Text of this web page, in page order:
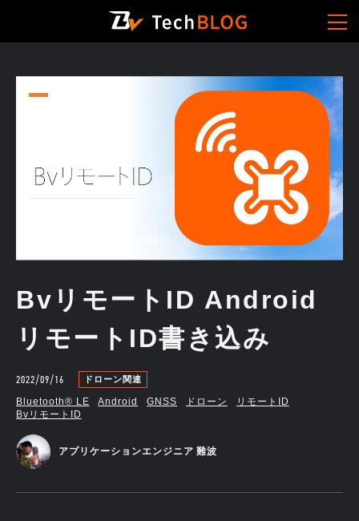
BvリモートID Android
リモートID書き込み
2022/09/16 ドローン関連
Bluetooth®︎ LE Android GNSS ドローン
リモートID
BvリモートID
アプリケーションエンジニア 難波